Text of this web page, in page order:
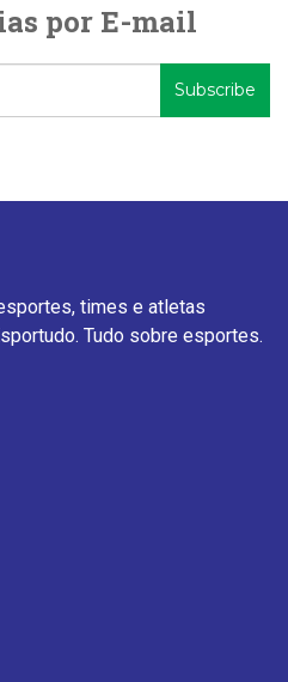
por E-mail
times e atletas
Tudo sobre esportes.